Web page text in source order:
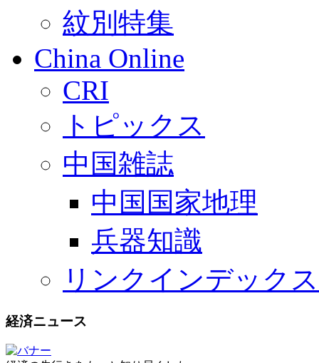
紋別特集
China Online
CRI
トピックス
中国雑誌
中国国家地理
兵器知識
リンクインデックス
経済ニュース